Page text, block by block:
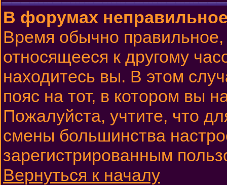
В форумах
Время обычно
относящееся к другому
находитесь вы. В этом
пояс на тот, в котором вы
Пожалуйста, учтите, что
смены большинства
зарегистрированным
Вернуться к началу